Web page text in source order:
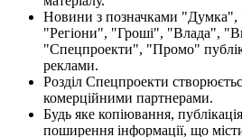
Новини з позначками "Думка",
"Регіони", "Гроші", "Влада",
"Спецпроекти", "Промо"
реклами.
Розділ Спецпроекти
комерційними партнерами.
Будь яке копіювання,
поширення інформації, що